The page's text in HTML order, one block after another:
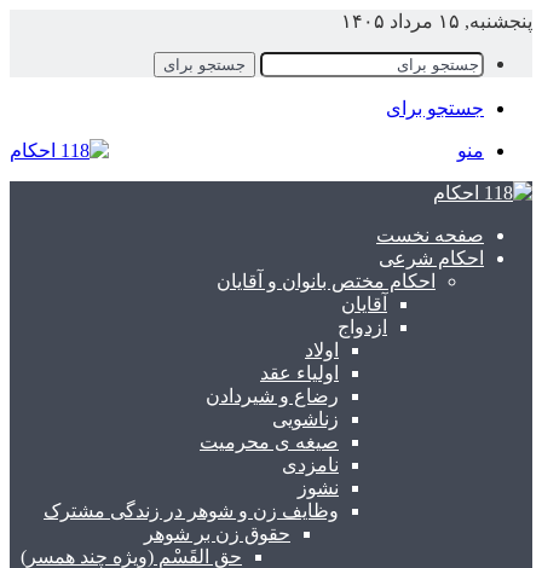
پنجشنبه, ۱۵ مرداد ۱۴۰۵
جستجو برای
جستجو برای
منو
صفحه نخست
احکام شرعی
احکام مختص بانوان و آقایان
آقایان
ازدواج
اولاد
اولیاء عقد
رضاع و شیردادن
زناشویی
صیغه ی محرمیت
نامزدی
نشوز
وظایف زن و شوهر در زندگی مشترک
حقوق زن بر شوهر
حق القَسْم (ویژه چند همسر)